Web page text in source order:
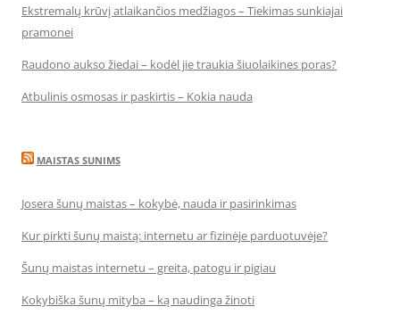
Ekstremalų krūvį atlaikančios medžiagos – Tiekimas sunkiajai
pramonei
Raudono aukso žiedai – kodėl jie traukia šiuolaikines poras?
Atbulinis osmosas ir paskirtis – Kokia nauda
MAISTAS SUNIMS
Josera šunų maistas – kokybė, nauda ir pasirinkimas
Kur pirkti šunų maistą: internetu ar fizinėje parduotuvėje?
Šunų maistas internetu – greita, patogu ir pigiau
Kokybiška šunų mityba – ką naudinga žinoti